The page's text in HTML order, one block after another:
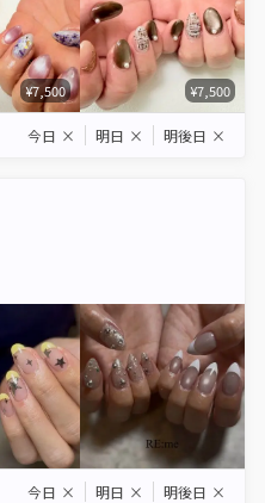
¥7,500 ¥7,500
今日 × 明日 × 明後日 ×
今日 × 明日 × 明後日 ×